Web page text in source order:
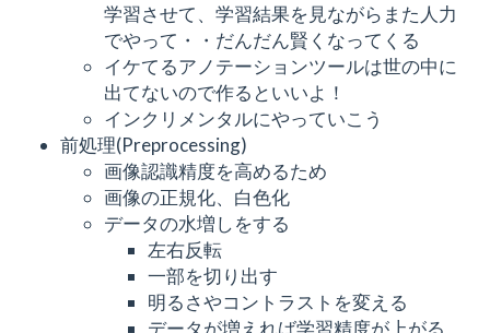
学習させて、学習結果を見ながらまた人力
でやって・・だんだん賢くなってくる
イケてるアノテーションツールは世の中に
出てないので作るといいよ！
インクリメンタルにやっていこう
前処理(Preprocessing)
画像認識精度を高めるため
画像の正規化、白色化
データの水増しをする
左右反転
一部を切り出す
明るさやコントラストを変える
データが増えれば学習精度が上がる